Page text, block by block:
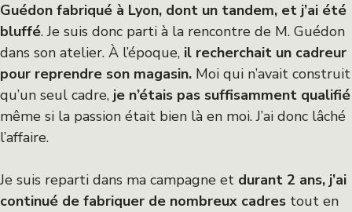
Guédon fabriqué à Lyon, dont un tandem, et j’ai été
bluffé. Je suis donc parti à la rencontre de M. Guédon
dans son atelier. À l’époque, il recherchait un cadreur
pour reprendre son magasin. Moi qui n’avait construit
qu’un seul cadre, je n’étais pas suffisamment qualifié
même si la passion était bien là en moi. J’ai donc lâché
l’affaire.
Je suis reparti dans ma campagne et durant 2 ans, j’ai
continué de fabriquer de nombreux cadres tout en